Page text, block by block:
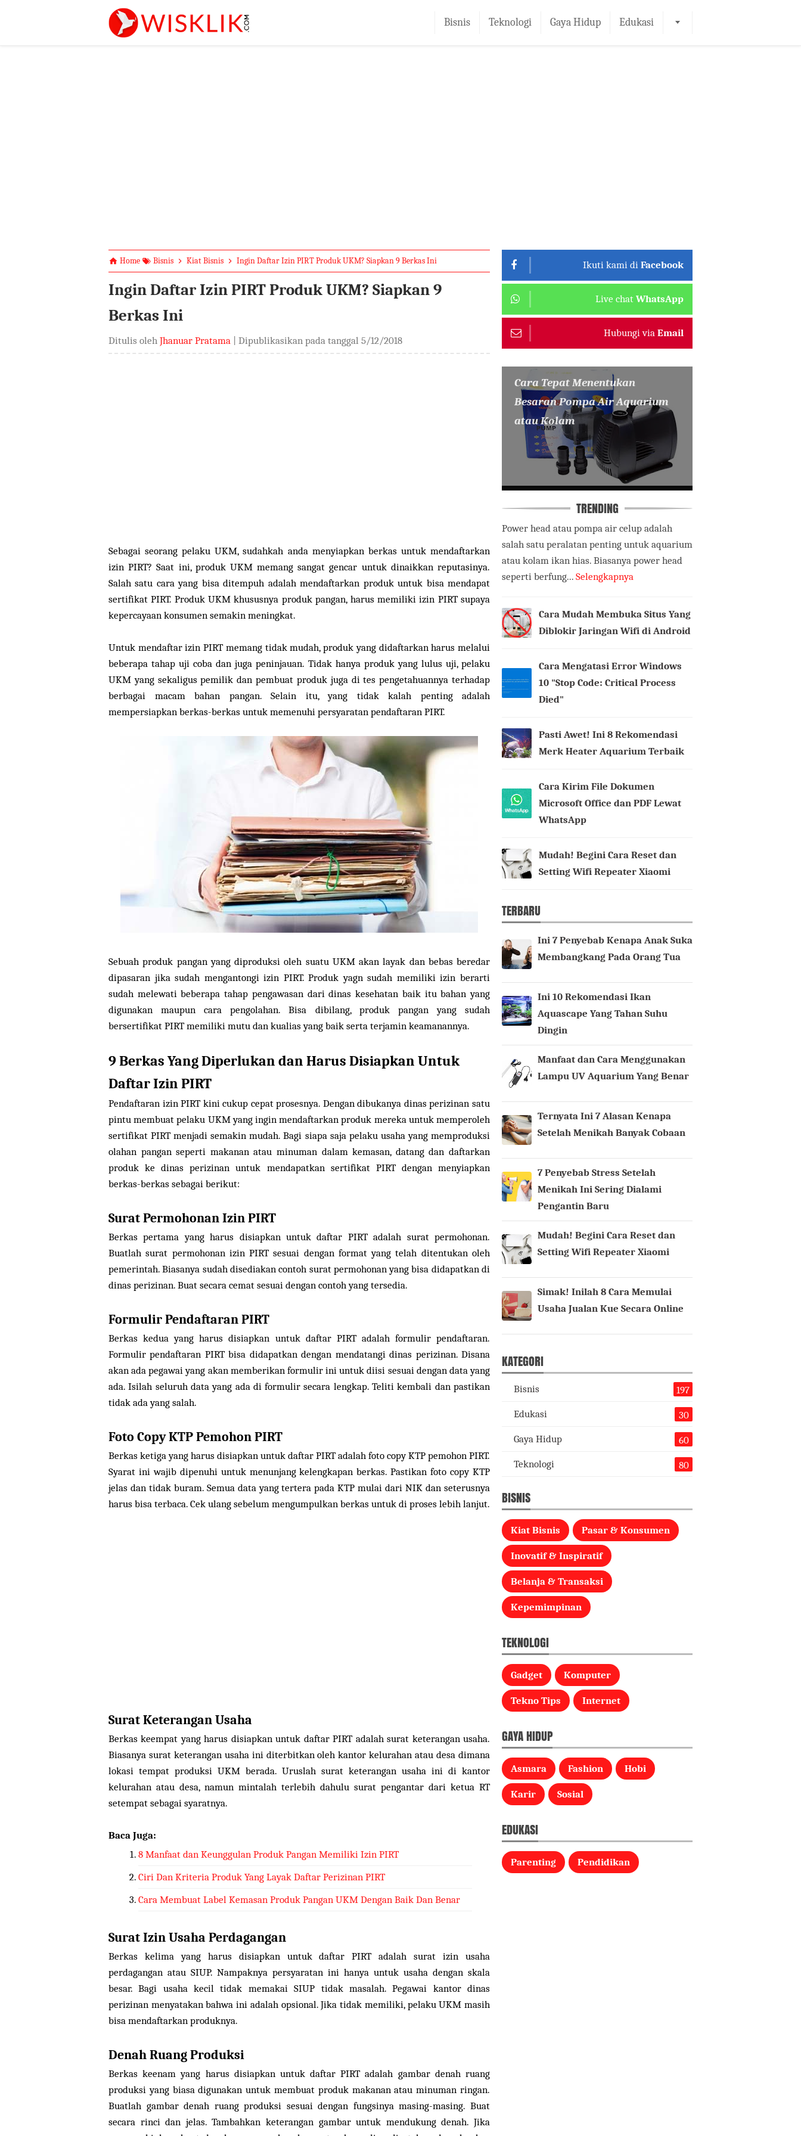
Bisnis Teknologi Gaya Hidup Edukasi
Home Bisnis Kiat Bisnis Ingin Daftar Izin PIRT Produk UKM? Siapkan 9 Berkas Ini
Ingin Daftar Izin PIRT Produk UKM? Siapkan 9
Berkas Ini
Ditulis oleh Jhanuar Pratama | Dipublikasikan pada tanggal 5/12/2018
Sebagai seorang pelaku UKM, sudahkah anda menyiapkan berkas untuk mendaftarkan
izin PIRT? Saat ini, produk UKM memang sangat gencar untuk dinaikkan reputasinya.
Salah satu cara yang bisa ditempuh adalah mendaftarkan produk untuk bisa mendapat
sertifikat PIRT. Produk UKM khususnya produk pangan, harus memiliki izin PIRT supaya
kepercayaan konsumen semakin meningkat.
Untuk mendaftar izin PIRT memang tidak mudah, produk yang didaftarkan harus melalui
beberapa tahap uji coba dan juga peninjauan. Tidak hanya produk yang lulus uji, pelaku
UKM yang sekaligus pemilik dan pembuat produk juga di tes pengetahuannya terhadap
berbagai macam bahan pangan. Selain itu, yang tidak kalah penting adalah
mempersiapkan berkas-berkas untuk memenuhi persyaratan pendaftaran PIRT.
Sebuah produk pangan yang diproduksi oleh suatu UKM akan layak dan bebas beredar
dipasaran jika sudah mengantongi izin PIRT. Produk yagn sudah memiliki izin berarti
sudah melewati beberapa tahap pengawasan dari dinas kesehatan baik itu bahan yang
digunakan maupun cara pengolahan. Bisa dibilang, produk pangan yang sudah
bersertifikat PIRT memiliki mutu dan kualias yang baik serta terjamin keamanannya.
9 Berkas Yang Diperlukan dan Harus Disiapkan Untuk
Daftar Izin PIRT
Pendaftaran izin PIRT kini cukup cepat prosesnya. Dengan dibukanya dinas perizinan satu
pintu membuat pelaku UKM yang ingin mendaftarkan produk mereka untuk memperoleh
sertifikat PIRT menjadi semakin mudah. Bagi siapa saja pelaku usaha yang memproduksi
olahan pangan seperti makanan atau minuman dalam kemasan, datang dan daftarkan
produk ke dinas perizinan untuk mendapatkan sertifikat PIRT dengan menyiapkan
berkas-berkas sebagai berikut:
Surat Permohonan Izin PIRT
Berkas pertama yang harus disiapkan untuk daftar PIRT adalah surat permohonan.
Buatlah surat permohonan izin PIRT sesuai dengan format yang telah ditentukan oleh
pemerintah. Biasanya sudah disediakan contoh surat permohonan yang bisa didapatkan di
dinas perizinan. Buat secara cemat sesuai dengan contoh yang tersedia.
Formulir Pendaftaran PIRT
Berkas kedua yang harus disiapkan untuk daftar PIRT adalah formulir pendaftaran.
Formulir pendaftaran PIRT bisa didapatkan dengan mendatangi dinas perizinan. Disana
akan ada pegawai yang akan memberikan formulir ini untuk diisi sesuai dengan data yang
ada. Isilah seluruh data yang ada di formulir secara lengkap. Teliti kembali dan pastikan
tidak ada yang salah.
Foto Copy KTP Pemohon PIRT
Berkas ketiga yang harus disiapkan untuk daftar PIRT adalah foto copy KTP pemohon PIRT.
Syarat ini wajib dipenuhi untuk menunjang kelengkapan berkas. Pastikan foto copy KTP
jelas dan tidak buram. Semua data yang tertera pada KTP mulai dari NIK dan seterusnya
harus bisa terbaca. Cek ulang sebelum mengumpulkan berkas untuk di proses lebih lanjut.
Surat Keterangan Usaha
Berkas keempat yang harus disiapkan untuk daftar PIRT adalah surat keterangan usaha.
Biasanya surat keterangan usaha ini diterbitkan oleh kantor kelurahan atau desa dimana
lokasi tempat produksi UKM berada. Uruslah surat keterangan usaha ini di kantor
kelurahan atau desa, namun mintalah terlebih dahulu surat pengantar dari ketua RT
setempat sebagai syaratnya.
Baca Juga:
8 Manfaat dan Keunggulan Produk Pangan Memiliki Izin PIRT
Ciri Dan Kriteria Produk Yang Layak Daftar Perizinan PIRT
Cara Membuat Label Kemasan Produk Pangan UKM Dengan Baik Dan Benar
Surat Izin Usaha Perdagangan
Berkas kelima yang harus disiapkan untuk daftar PIRT adalah surat izin usaha
perdagangan atau SIUP. Nampaknya persyaratan ini hanya untuk usaha dengan skala
besar. Bagi usaha kecil tidak memakai SIUP tidak masalah. Pegawai kantor dinas
perizinan menyatakan bahwa ini adalah opsional. Jika tidak memiliki, pelaku UKM masih
bisa mendaftarkan produknya.
Denah Ruang Produksi
Berkas keenam yang harus disiapkan untuk daftar PIRT adalah gambar denah ruang
produksi yang biasa digunakan untuk membuat produk makanan atau minuman ringan.
Buatlah gambar denah ruang produksi sesuai dengan fungsinya masing-masing. Buat
secara rinci dan jelas. Tambahkan keterangan gambar untuk mendukung denah. Jika
Ikuti kami di Facebook
Live chat WhatsApp
Hubungi via Email
Cara Tepat Menentukan
Besaran Pompa Air Aquarium
atau Kolam
TRENDING
Power head atau pompa air celup adalah
salah satu peralatan penting untuk aquarium
atau kolam ikan hias. Biasanya power head
seperti berfung... Selengkapnya
Cara Mudah Membuka Situs Yang
Diblokir Jaringan Wifi di Android
Cara Mengatasi Error Windows
10 "Stop Code: Critical Process
Died"
Pasti Awet! Ini 8 Rekomendasi
Merk Heater Aquarium Terbaik
Cara Kirim File Dokumen
Microsoft Office dan PDF Lewat
WhatsApp
Mudah! Begini Cara Reset dan
Setting Wifi Repeater Xiaomi
TERBARU
Ini 7 Penyebab Kenapa Anak Suka
Membangkang Pada Orang Tua
Ini 10 Rekomendasi Ikan
Aquascape Yang Tahan Suhu
Dingin
Manfaat dan Cara Menggunakan
Lampu UV Aquarium Yang Benar
Ternyata Ini 7 Alasan Kenapa
Setelah Menikah Banyak Cobaan
7 Penyebab Stress Setelah
Menikah Ini Sering Dialami
Pengantin Baru
Mudah! Begini Cara Reset dan
Setting Wifi Repeater Xiaomi
Simak! Inilah 8 Cara Memulai
Usaha Jualan Kue Secara Online
KATEGORI
Bisnis 197
Edukasi 30
Gaya Hidup 60
Teknologi 80
BISNIS
Kiat Bisnis Pasar & Konsumen
Inovatif & Inspiratif
Belanja & Transaksi
Kepemimpinan
TEKNOLOGI
Gadget Komputer
Tekno Tips Internet
GAYA HIDUP
Asmara Fashion Hobi
Karir Sosial
EDUKASI
Parenting Pendidikan